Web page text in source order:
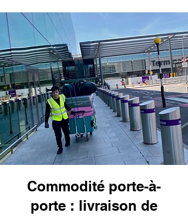
Commodité porte-à-
porte : livraison de